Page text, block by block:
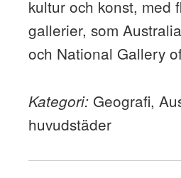
kultur och konst, med
gallerier, som
och National Gallery
Kategori:Geografi,
huvudstäder